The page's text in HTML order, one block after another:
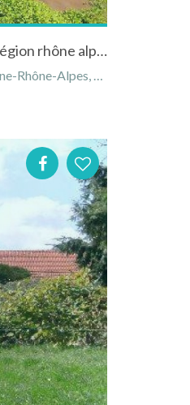
Gîte à poule les Echarmeaux dans le haut beaujolais en région rhône alpes avec spa et vue dégagée
Alpes, France